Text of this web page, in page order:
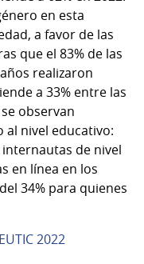
en esta
a favor de las
que el 83% de las
realizaron
a 33% entre las
observan
nivel educativo:
de nivel
en línea en los
34% para quienes
2022